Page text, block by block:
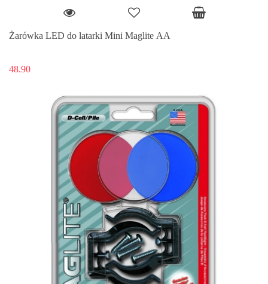
Żarówka LED do latarki Mini Maglite AA
48.90